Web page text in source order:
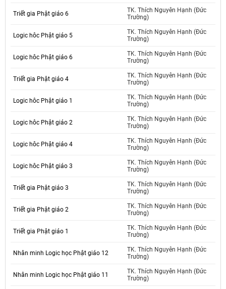
Triết gia Phật giáo 6
TK. Thích Nguyên Hạnh (Đức
Trường)
Logic hôc Phật giáo 5
TK. Thích Nguyên Hạnh (Đức
Trường)
Logic hôc Phật giáo 6
TK. Thích Nguyên Hạnh (Đức
Trường)
Triết gia Phật giáo 4
TK. Thích Nguyên Hạnh (Đức
Trường)
Logic hôc Phật giáo 1
TK. Thích Nguyên Hạnh (Đức
Trường)
Logic hôc Phật giáo 2
TK. Thích Nguyên Hạnh (Đức
Trường)
Logic hôc Phật giáo 4
TK. Thích Nguyên Hạnh (Đức
Trường)
Logic hôc Phật giáo 3
TK. Thích Nguyên Hạnh (Đức
Trường)
Triết gia Phật giáo 3
TK. Thích Nguyên Hạnh (Đức
Trường)
Triết gia Phật giáo 2
TK. Thích Nguyên Hạnh (Đức
Trường)
Triết gia Phật giáo 1
TK. Thích Nguyên Hạnh (Đức
Trường)
Nhân minh Logic học Phật giáo 12
TK. Thích Nguyên Hạnh (Đức
Trường)
Nhân minh Logic học Phật giáo 11
TK. Thích Nguyên Hạnh (Đức
Trường)